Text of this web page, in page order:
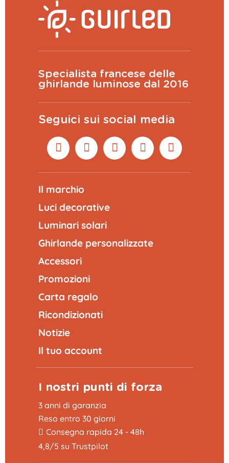
Specialista francese delle
ghirlande luminose dal 2016
Seguici sui social media
Il marchio
Luci decorative
Luminari solari
Ghirlande personalizzate
Accessori
Promozioni
Carta regalo
Ricondizionati
Notizie
Il tuo account
I nostri punti di forza
3 anni di garanzia
Reso entro 30 giorni
Consegna rapida 24 - 48h
4,8/5 su Trustpilot